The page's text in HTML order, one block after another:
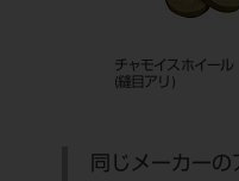
チャモイスホイー
(縫目アリ)
同じメーカー